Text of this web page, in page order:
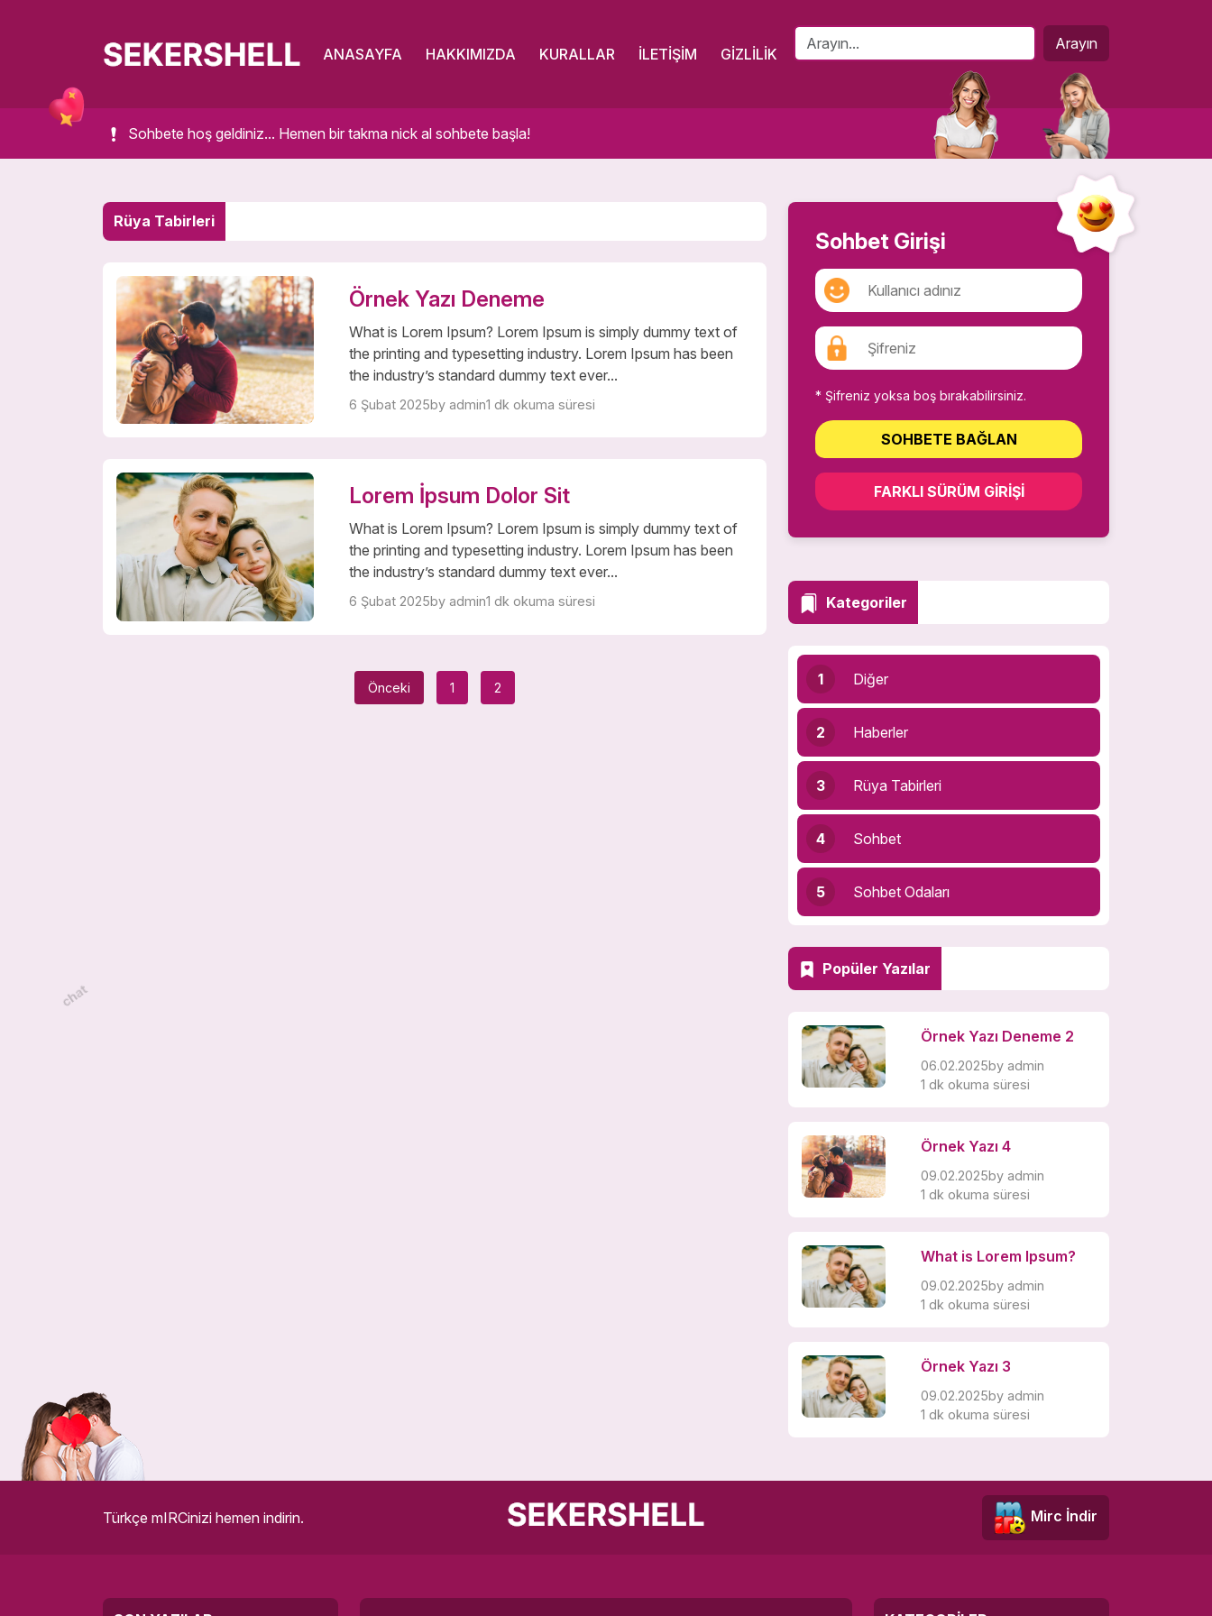
ANASAYFA HAKKIMIZDA KURALLAR İLETIŞIM GIZLILIK
Arayın
Sohbete hoş geldiniz... Hemen bir takma nick al sohbete başla!
Rüya Tabirleri
Örnek Yazı Deneme
What is Lorem Ipsum? Lorem Ipsum is simply dummy text of
the printing and typesetting industry. Lorem Ipsum has been
the industry’s standard dummy text ever...
6 Şubat 2025by admin1 dk okuma süresi
Lorem İpsum Dolor Sit
What is Lorem Ipsum? Lorem Ipsum is simply dummy text of
the printing and typesetting industry. Lorem Ipsum has been
the industry’s standard dummy text ever...
6 Şubat 2025by admin1 dk okuma süresi
Yazı
Önceki 1 2
Sohbet Girişi
* Şifreniz yoksa boş bırakabilirsiniz.
SOHBETE BAĞLAN
FARKLI SÜRÜM GIRIŞI
Kategoriler
1 Diğer
2 Haberler
3 Rüya Tabirleri
4 Sohbet
5 Sohbet Odaları
Popüler Yazılar
Örnek Yazı Deneme 2
06.02.2025by admin
1 dk okuma süresi
Örnek Yazı 4
09.02.2025by admin
1 dk okuma süresi
What is Lorem Ipsum?
09.02.2025by admin
1 dk okuma süresi
Örnek Yazı 3
09.02.2025by admin
1 dk okuma süresi
Türkçe mIRCinizi hemen indirin. Mirc İndir